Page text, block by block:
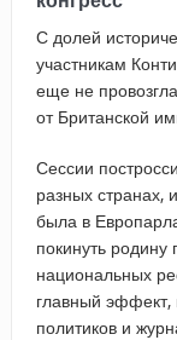
С долей
участникам
еще не
от Британской
Сессии
разных странах,
была в
покинуть
национальных
главный эффект,
политиков и